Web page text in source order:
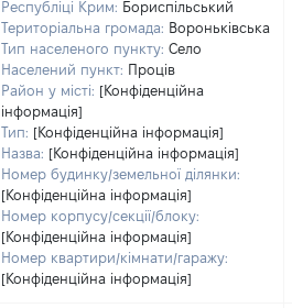
Республіці Крим: Бориспільський
Територіальна громада: Вороньківська
Тип населеного пункту: Село
Населений пункт: Проців
Район у місті: [Конфіденційна
інформація]
Тип: [Конфіденційна інформація]
Назва: [Конфіденційна інформація]
Номер будинку/земельної ділянки:
[Конфіденційна інформація]
Номер корпусу/секції/блоку:
[Конфіденційна інформація]
Номер квартири/кімнати/гаражу:
[Конфіденційна інформація]